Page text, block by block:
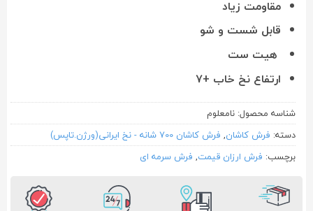
مقاومت زیاد
قابل شست و شو
هیت ست
ارتفاع نخ خاب +۷
شناسه محصول: نامعلوم
دسته: فرش کاشان, فرش کاشان 700 شانه - نخ ایرانی(ورژن.تاپس)
برچسب: فرش ارزان قیمت, فرش سرمه ای